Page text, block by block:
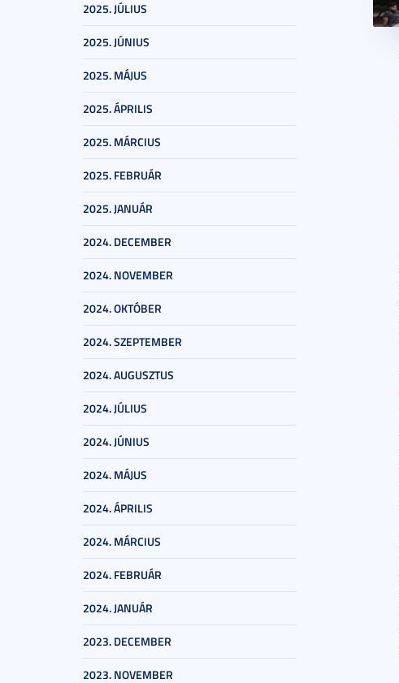
2025. JÚLIUS
2025. JÚNIUS
2025. MÁJUS
2025. ÁPRILIS
2025. MÁRCIUS
2025. FEBRUÁR
2025. JANUÁR
2024. DECEMBER
2024. NOVEMBER
2024. OKTÓBER
2024. SZEPTEMBER
2024. AUGUSZTUS
2024. JÚLIUS
2024. JÚNIUS
2024. MÁJUS
2024. ÁPRILIS
2024. MÁRCIUS
2024. FEBRUÁR
2024. JANUÁR
2023. DECEMBER
2023. NOVEMBER